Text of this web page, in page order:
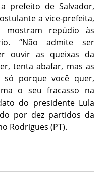
prefeito de Salvador,
a vice-prefeita,
mostram repúdio às
“Não admite ser
ouvir as queixas da
tenta abafar, mas as
só porque você quer,
o seu fracasso na
do presidente Lula
por dez partidos da
Rodrigues (PT).